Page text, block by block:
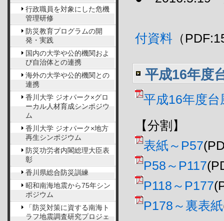
付資料 （
平成16年度
平成16年度
【分割】
表紙～P57
P58～P117
P118～P177
P178～裏表紙
行政職員を対象にした危機
管理研修
防災教育プログラムの開
発・実践
国内の大学や公的機関およ
び自治体との連携
海外の大学や公的機関との
連携
香川大学 ジオパーク×グロ
ーカル人材育成シンポジウ
ム
香川大学 ジオパーク×地方
再生シンポジウム
防災功労者内閣総理大臣表
彰
香川県総合防災訓練
昭和南海地震から75年シン
ポジウム
「防災対策に資する南海ト
ラフ地震調査研究プロジェ